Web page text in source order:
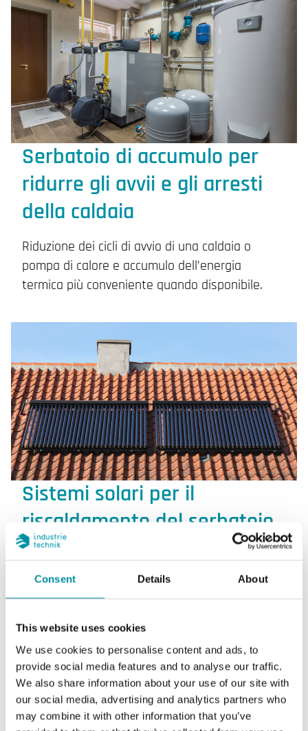
Consent Details About
This website uses cookies
We use cookies to personalise content and ads, to
provide social media features and to analyse our traffic.
We also share information about your use of our site with
our social media, advertising and analytics partners who
may combine it with other information that you’ve
Serbatoio di accumulo per
ridurre gli avvii e gli arresti
della caldaia
Riduzione dei cicli di avvio di una caldaia o
pompa di calore e accumulo dell’energia
termica più conveniente quando disponibile.
Sistemi solari per il
riscaldamento del serbatoio
di acqua calda sanitaria o del
serbatoio di accumulo
sensore del collettore e il sensore del
serbatoio.